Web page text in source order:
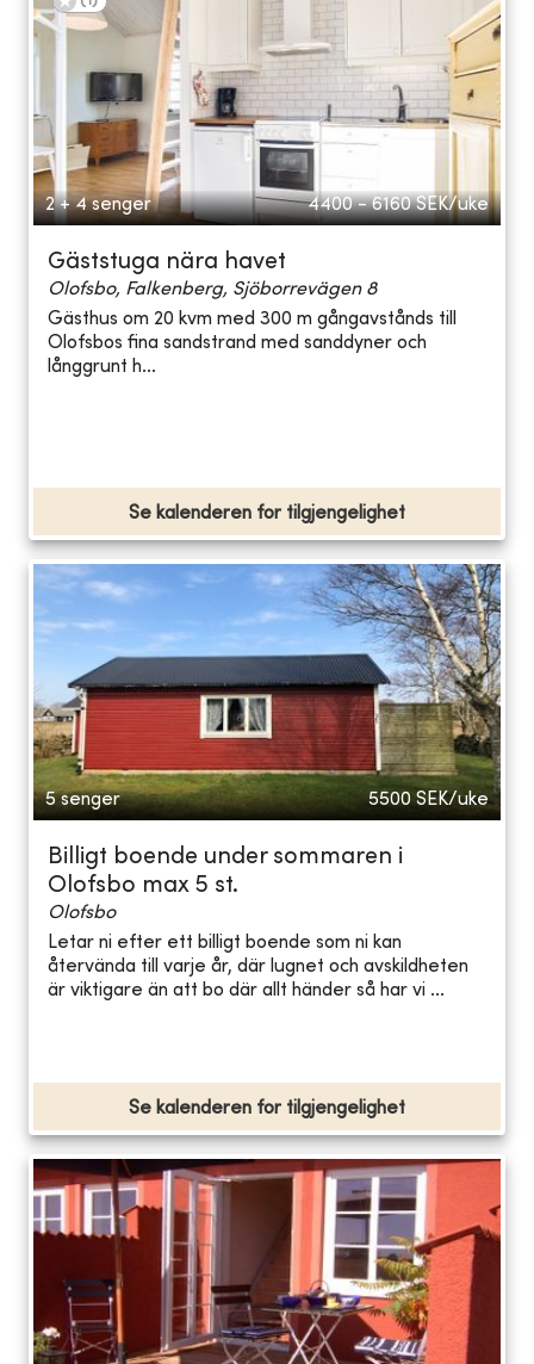
2 + 4 senger 4400 - 6160 SEK/uke
Gäststuga nära havet
Olofsbo, Falkenberg, Sjöborrevägen 8
Gästhus om 20 kvm med 300 m gångavstånds till
Olofsbos fina sandstrand med sanddyner och
långgrunt h...
Se kalenderen for tilgjengelighet
5 senger 5500 SEK/uke
Billigt boende under sommaren i
Olofsbo max 5 st.
Olofsbo
Letar ni efter ett billigt boende som ni kan
återvända till varje år, där lugnet och avskildheten
är viktigare än att bo där allt händer så har vi ...
Se kalenderen for tilgjengelighet